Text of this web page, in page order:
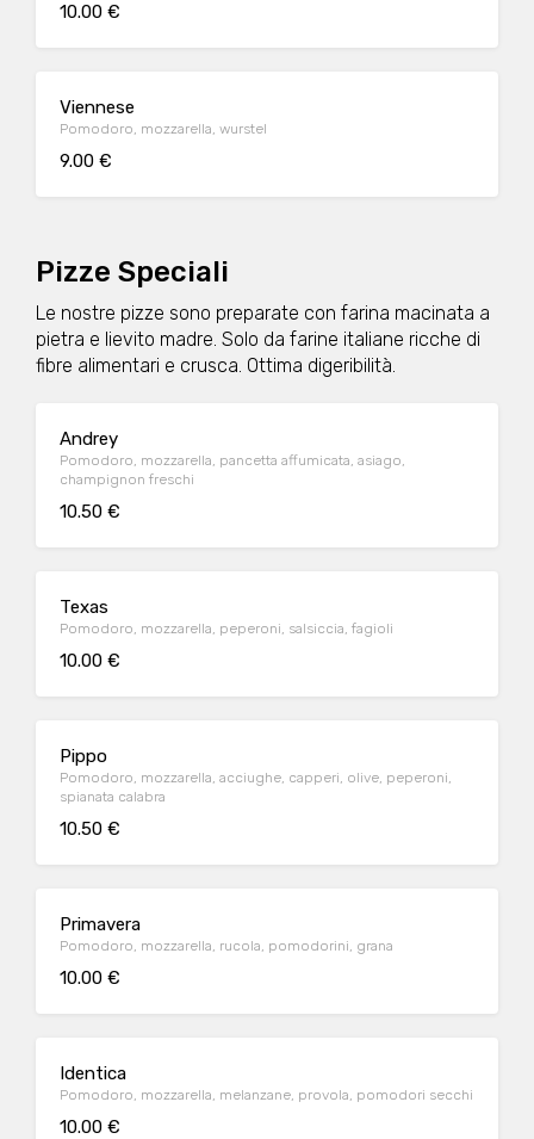
10.00 €
Viennese
Pomodoro, mozzarella, wurstel
9.00 €
Pizze Speciali
Le nostre pizze sono preparate con farina macinata a
pietra e lievito madre. Solo da farine italiane ricche di
fibre alimentari e crusca. Ottima digeribilità.
Andrey
Pomodoro, mozzarella, pancetta affumicata, asiago,
champignon freschi
10.50 €
Texas
Pomodoro, mozzarella, peperoni, salsiccia, fagioli
10.00 €
Pippo
Pomodoro, mozzarella, acciughe, capperi, olive, peperoni,
spianata calabra
10.50 €
Primavera
Pomodoro, mozzarella, rucola, pomodorini, grana
10.00 €
Identica
Pomodoro, mozzarella, melanzane, provola, pomodori secchi
10.00 €